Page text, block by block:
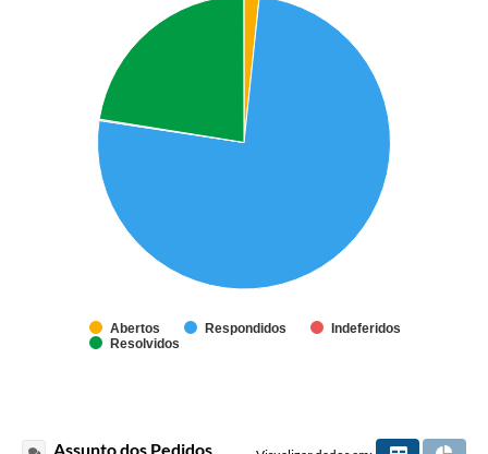
Abertos Respondidos
Indeferidos
Resolvidos
Assunto dos Pedidos